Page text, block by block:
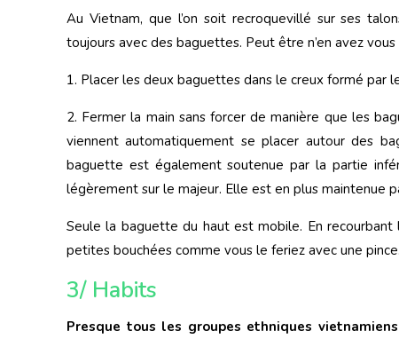
Au Vietnam, que l’on soit recroquevillé sur ses
toujours avec des baguettes. Peut être n’en avez vous
1. Placer les deux baguettes dans le creux formé par
2. Fermer la main sans forcer de manière que les
viennent automatiquement se placer autour des
baguette est également soutenue par la partie
légèrement sur le majeur. Elle est en plus maintenue
Seule la baguette du haut est mobile. En
petites bouchées comme vous le feriez avec une pince.
3/ Habits
Presque tous les groupes ethniques